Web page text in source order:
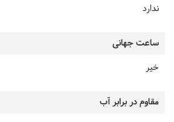
ندارد
ساعت جهانی
خیر
مقاوم در برابر آب